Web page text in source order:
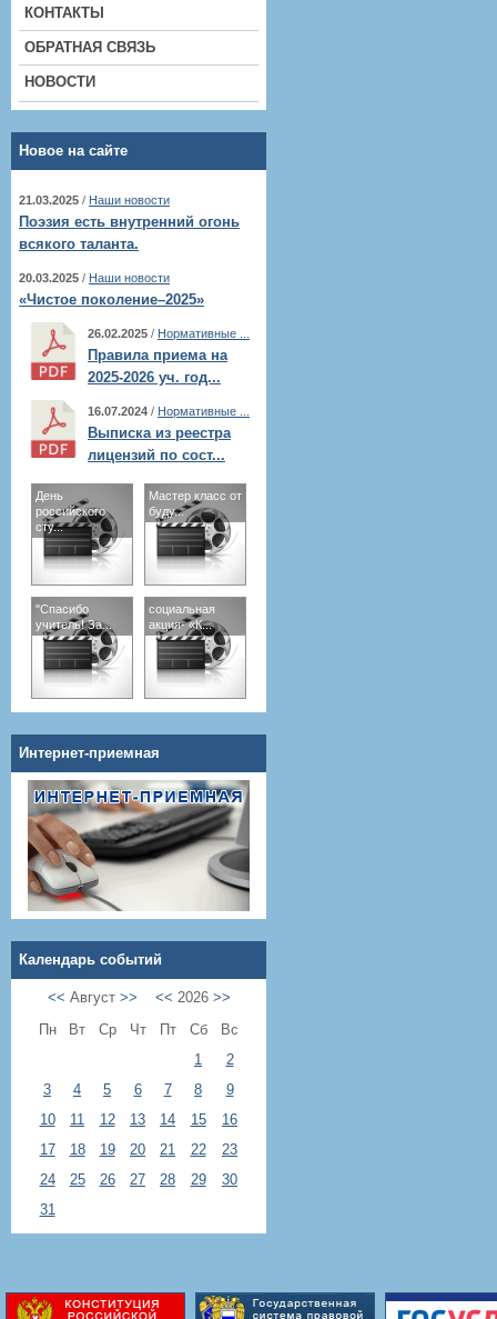
КОНТАКТЫ
ОБРАТНАЯ СВЯЗЬ
НОВОСТИ
Новое на сайте
21.03.2025 / Наши новости
Поэзия есть внутренний огонь
всякого таланта.
20.03.2025 / Наши новости
«Чистое поколение–2025»
26.02.2025 / Нормативные ...
Правила приема на
2025-2026 уч. год...
16.07.2024 / Нормативные ...
Выписка из реестра
лицензий по сост...
День
российского
сту...
Мастер класс от
буду...
"Спасибо
учитель! За...
социальная
акция- «К...
Интернет-приемная
Календарь событий
<< Август >> << 2026 >>
Пн
Вт Ср Чт Пт Сб
Вс
1
2
3
4 5 6 7 8
9
10
11 12 13 14 15
16
17
18 19 20 21 22
23
24
25 26 27 28 29
30
31